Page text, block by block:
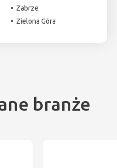
Zabrze
Zielona Góra
branże